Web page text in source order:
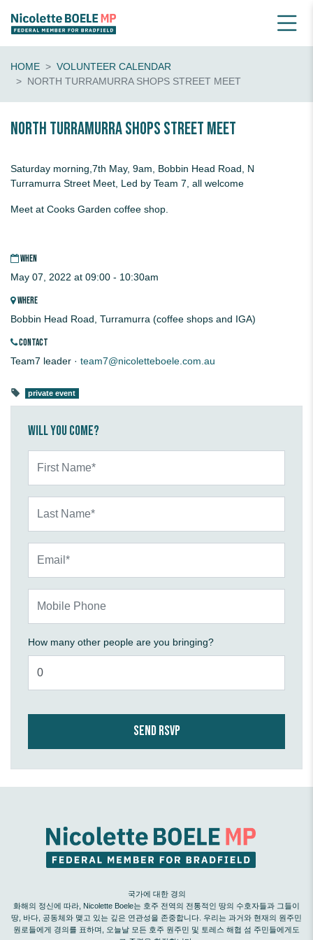
HOME
VOLUNTEER CALENDAR
NORTH TURRAMURRA SHOPS STREET MEET
North Turramurra Shops STREET MEET
Saturday morning,7th May, 9am, Bobbin Head Road, N
Turramurra Street Meet, Led by Team 7, all welcome
Meet at Cooks Garden coffee shop.
WHEN
May 07, 2022 at 09:00 - 10:30am
WHERE
Bobbin Head Road, Turramurra (coffee shops and IGA)
CONTACT
Team7 leader · team7@nicoletteboele.com.au
private event
Will you come?
How many other people are you bringing?
국가에 대한 경의
화해의 정신에 따라, Nicolette Boele는 호주 전역의 전통적인 땅의 수호자들과 그들이
땅, 바다, 공동체와 맺고 있는 깊은 연관성을 존중합니다. 우리는 과거와 현재의 원주민
원로들에게 경의를 표하며, 오늘날 모든 호주 원주민 및 토레스 해협 섬 주민들에게도